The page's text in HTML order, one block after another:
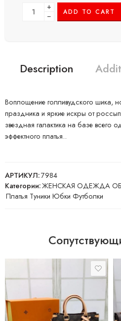
+
−
ADD TO CART
Description
Воплощение голливудского шика,
праздника и яркие искры от
звездная галактика на базе всего
эффектного платья..
АРТИКУЛ:7984
Категории:ЖЕНСКАЯ ОДЕЖДА
Платья Туники Юбки Футболки